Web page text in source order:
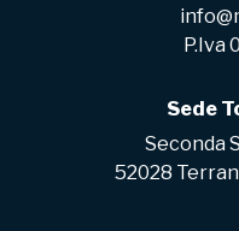
P.Iva
Sede
Seconda
52028